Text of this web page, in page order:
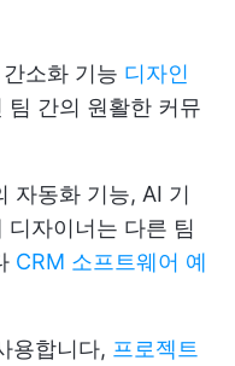
소화 기능 디자인
팀 간의 원활한 커뮤
자동화 기능, AI 기
디자이너는 다른 팀
CRM 소프트웨어 예
용합니다, 프로젝트